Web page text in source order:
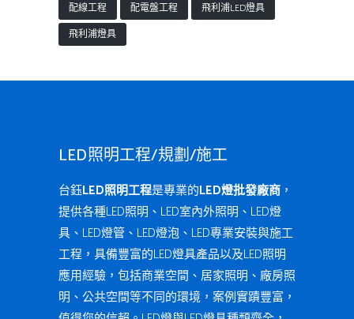
配線工程
配電盤工程
飛利浦LED燈具
飛利浦燈具
LED照明工程/規劃/施工
台鈺LED照明工程是專業的LED燈批發廠商 ，
提供各種LED照明、LED室內外照明、LED燈
具、LED燈管、LED燈泡、LED專業安裝與施工
工程，具備豐富的LED燈具產品以及LED照明
應用經驗，包括商業空間、居家照明、廠房照
明、公共空間等不同的環境，案例實蹟豐富，